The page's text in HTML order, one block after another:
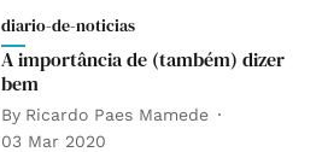
diario-de-noticias
A importância de (também) dizer
bem
By Ricardo Paes Mamede
03 Mar 2020